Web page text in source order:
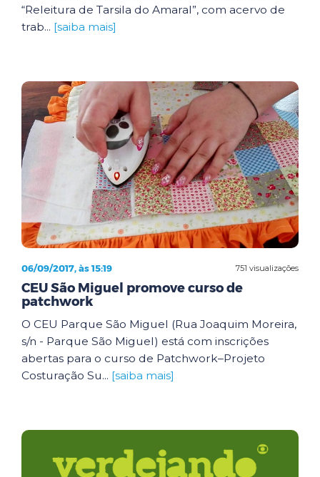
“Releitura de Tarsila do Amaral”, com acervo de
trab... [saiba mais]
751 visualizações
06/09/2017, às 15:19
CEU São Miguel promove curso de
patchwork
O CEU Parque São Miguel (Rua Joaquim Moreira,
s/n - Parque São Miguel) está com inscrições
abertas para o curso de Patchwork–Projeto
Costuração Su... [saiba mais]